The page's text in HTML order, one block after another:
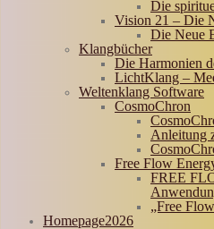
Die
Vision 21 – Die
Die Neue
Klangbücher
Die Harmonien
LichtKlang –
Weltenklang Software
CosmoChron
Anleitung
Free Flow
FREE
„Free
Homepage2026